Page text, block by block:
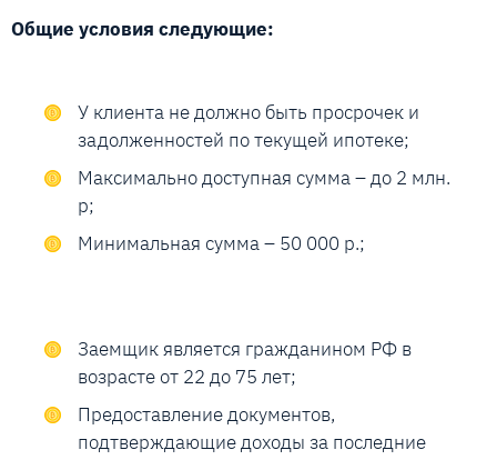
Общие условия следующие:
У клиента не должно быть просрочек и
задолженностей по текущей ипотеке;
Максимально доступная сумма – до 2 млн.
р;
Минимальная сумма – 50 000 р.;
Заемщик является гражданином РФ в
возрасте от 22 до 75 лет;
Предоставление документов,
подтверждающие доходы за последние